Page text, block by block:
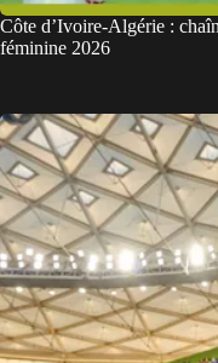
Côte d’Ivoire-Algérie :
féminine 2026